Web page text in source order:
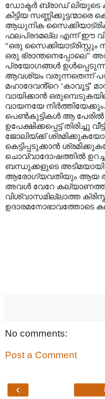
ഡോക്ടർ ബ്രാഡ് ലിയുടെ
കിട്ടിയ
ആധുനിക
ഫലപ്രദമല്ല എന്ന് ഈ
“ഒരു സൈക്കിയാട്രിസ്റ്റും
ഒരു ഭ്രാന്തനെപ്പോലെ”
പ്രയോഗങ്ങൾ
ആവശ്യം വരുന്നതെന്ന്
മഹാദേവൻ്റെ ‘കാവൂട്ട്’
വായിക്കാൻ
വായനയേ
പെൺകുട്ടികൾ ആ പേരിൽ
ഉപേക്ഷിക്കപ്പെട്ട് തിരിച്ചു
ജോലിയ്ക്ക് ശ്രമിക്കുകയോ
കെട്ടിപ്പടുക്കാൻ
ചൊവ്വാദോഷത്തിൽ
ബന്ധുക്കളുടെ
ആരോഗ്യവതിയും ആയ
അവൾ വേറേ
വിശ്വാസമില്ലാത്ത
ഉദാരമനോഭാവത്തോടെ
No comments:
Post a Comment
‹